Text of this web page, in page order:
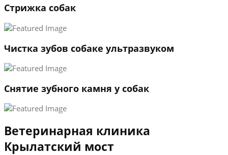
→
Стрижка собак
Чистка зубов собаке ультразвуком
Снятие зубного камня у собак
Ветеринарная клиника
Крылатский мост